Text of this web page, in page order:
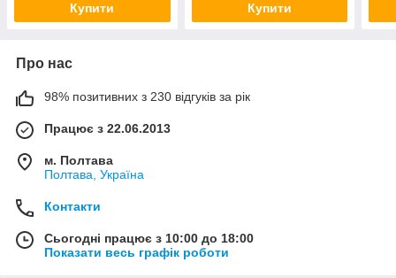
Купити Купити
Про нас
98% позитивних з 230 відгуків за рік
Працює з 22.06.2013
м. Полтава
Полтава, Україна
Контакти
Сьогодні працює з 10:00 до 18:00
Показати весь графік роботи